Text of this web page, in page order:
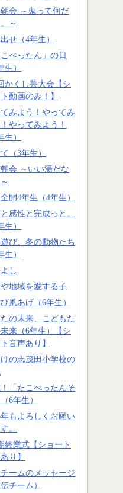
会 ～鬼って何だ
～
せ（4年生）
こぺったん」の日
生）
かくし芸大会【シ
動画のみ！】
みよう！やってみ
やってみよう！
生）
（3年生）
会 ～いい湯だな
開4年生（4年生）
感性と完成っと。
生）
び、冬の動物たち
生）
し
地域を愛する子
凧あげ（6年生）
の未来、こどもた
来（6年生）【シ
音声あり】
の志茂田小学校の
「たこぺったんそ
6年生）
年もよろしくお願い
。
終業式【ショート
り】
ームのメッセージ
伝チーム）